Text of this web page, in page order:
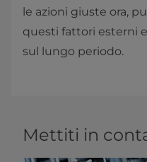
le azioni giuste ora,
questi fattori esterni
sul lungo periodo.
Mettiti in